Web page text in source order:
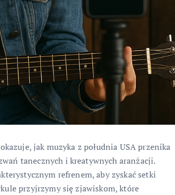
jak muzyka z południa USA przenika
tanecznych i kreatywnych aranżacji.
refrenem, aby zyskać setki
przyjrzymy się zjawiskom, które